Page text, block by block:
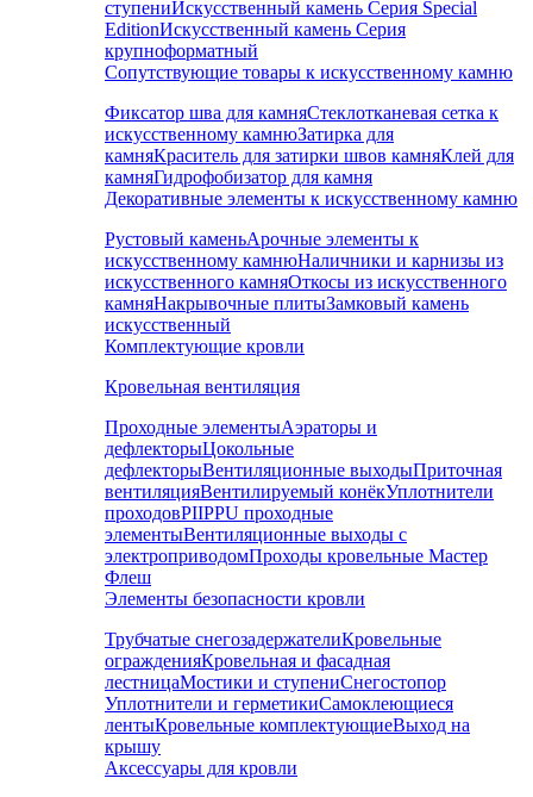
ступениИскусственный камень Серия Special
EditionИскусственный камень Серия
крупноформатный
Сопутствующие товары к искусственному камню
Фиксатор шва для камняСтеклотканевая сетка к
искусственному камнюЗатирка для
камняКраситель для затирки швов камняКлей для
камняГидрофобизатор для камня
Декоративные элементы к искусственному камню
Рустовый каменьАрочные элементы к
искусственному камнюНаличники и карнизы из
искусственного камняОткосы из искусственного
камняНакрывочные плитыЗамковый камень
искусственный
Комплектующие кровли
Кровельная вентиляция
Проходные элементыАэраторы и
дефлекторыЦокольные
дефлекторыВентиляционные выходыПриточная
вентиляцияВентилируемый конёкУплотнители
проходовPIIPPU проходные
элементыВентиляционные выходы с
электроприводомПроходы кровельные Мастер
Флеш
Элементы безопасности кровли
Трубчатые снегозадержателиКровельные
огражденияКровельная и фасадная
лестницаМостики и ступениСнегостопор
Уплотнители и герметикиСамоклеющиеся
лентыКровельные комплектующиеВыход на
крышу
Аксессуары для кровли